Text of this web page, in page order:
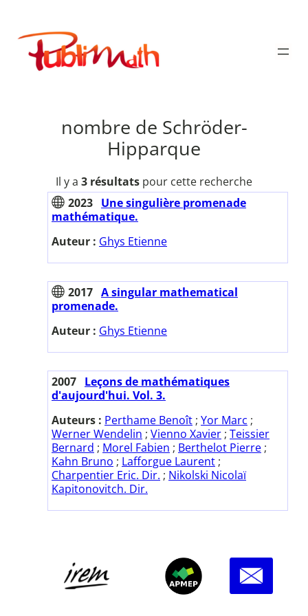
contenu
Publimath
nombre de Schröder-
Hipparque
Il y a 3 résultats pour cette recherche
2023 Une singulière promenade
mathématique.
Auteur : Ghys Etienne
2017 A singular mathematical
promenade.
Auteur : Ghys Etienne
2007 Leçons de mathématiques
d'aujourd'hui. Vol. 3.
Auteurs : Perthame Benoît ; Yor Marc ;
Werner Wendelin ; Vienno Xavier ; Teissier
Bernard ; Morel Fabien ; Berthelot Pierre ;
Kahn Bruno ; Lafforgue Laurent ;
Charpentier Eric. Dir. ; Nikolski Nicolaï
Kapitonovitch. Dir.